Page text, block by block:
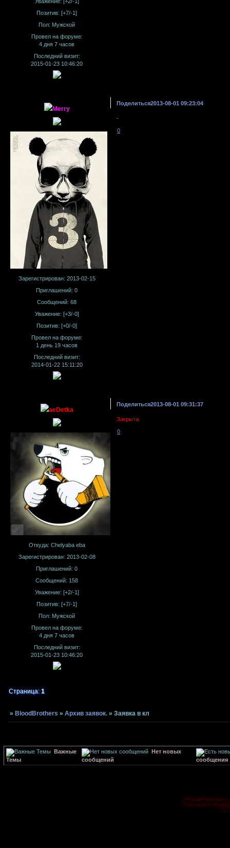
Позитив: [+7/-1]
Пол: Мужской
Провел на форуме:
4 дня 7 часов
Последний визит:
2015-01-23 10:46:20
Поделиться2013-08-01 09:23:04
Merry
Зарегистрирован: 2013-02-15
Приглашений: 0
Сообщений: 68
Уважение: [+3/-0]
Позитив: [+0/-0]
Провел на форуме:
1 день 19 часов
Последний визит:
2014-01-22 15:11:20
-
0
Поделиться2013-08-01 09:31:37
aeDetka
Откуда: Chelyaba eba
Зарегистрирован: 2013-02-08
Приглашений: 0
Сообщений: 158
Уважение: [+2/-1]
Позитив: [+7/-1]
Пол: Мужской
Провел на форуме:
4 дня 7 часов
Последний визит:
2015-01-23 10:46:20
Закрыта.
0
Страница:1
» BloodBrothers »Архив заявок. »Заявка в кл
Важные
Темы
Нет новых
сообщений
сообщения
.:BloodBrothers:.